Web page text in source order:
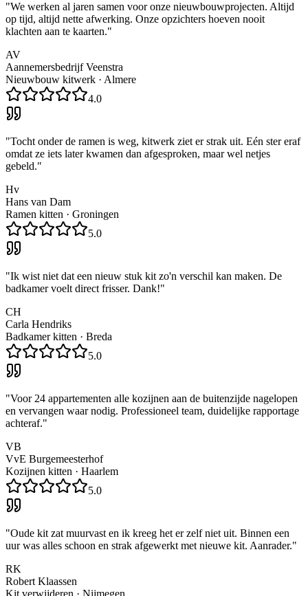
"We werken al jaren samen voor onze nieuwbouwprojecten. Altijd
op tijd, altijd nette afwerking. Onze opzichters hoeven nooit
klachten aan te kaarten."
AV
Aannemersbedrijf Veenstra
Nieuwbouw kitwerk · Almere
4.0
"Tocht onder de ramen is weg, kitwerk ziet er strak uit. Eén ster eraf
omdat ze iets later kwamen dan afgesproken, maar wel netjes
gebeld."
Hv
Hans van Dam
Ramen kitten · Groningen
5.0
"Ik wist niet dat een nieuw stuk kit zo'n verschil kan maken. De
badkamer voelt direct frisser. Dank!"
CH
Carla Hendriks
Badkamer kitten · Breda
5.0
"Voor 24 appartementen alle kozijnen aan de buitenzijde nagelopen
en vervangen waar nodig. Professioneel team, duidelijke rapportage
achteraf."
VB
VvE Burgemeesterhof
Kozijnen kitten · Haarlem
5.0
"Oude kit zat muurvast en ik kreeg het er zelf niet uit. Binnen een
uur was alles schoon en strak afgewerkt met nieuwe kit. Aanrader."
RK
Robert Klaassen